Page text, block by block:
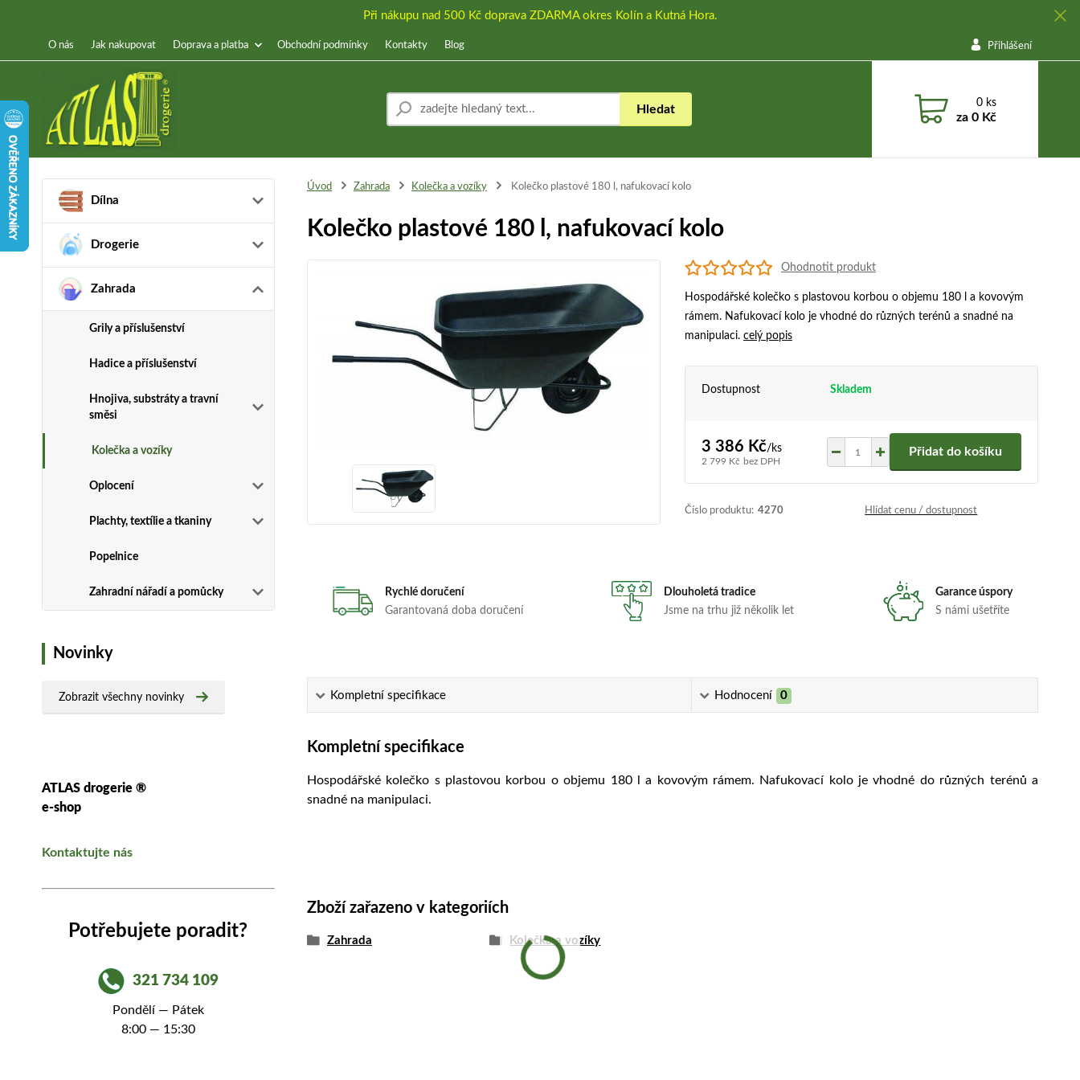
Při nákupu nad 500 Kč doprava ZDARMA okres Kolín a Kutná Hora.
O nás Jak nakupovat Doprava a platba Obchodní podmínky Kontakty Blog Přihlášení
Hledat 0 ks
za0 Kč
Dílna
Drogerie
Zahrada
Grily a příslušenství
Hadice a příslušenství
Hnojiva, substráty a travní
směsi
Kolečka a vozíky
Oplocení
Plachty, textílie a tkaniny
Popelnice
Zahradní nářadí a pomůcky
Novinky
Zobrazit všechny novinky
ATLAS drogerie ®
e-shop
Kontaktujte nás
Potřebujete poradit?
321 734 109
Pondělí — Pátek
8:00 — 15:30
Úvod Zahrada Kolečka a vozíky Kolečko plastové 180 l, nafukovací kolo
Kolečko plastové 180 l, nafukovací kolo
Ohodnotit produkt
Hospodářské kolečko s plastovou korbou o objemu 180 l a kovovým
rámem. Nafukovací kolo je vhodné do různých terénů a snadné na
manipulaci. celý popis
Dostupnost Skladem
3 386 Kč/ks
2 799 Kč bez DPH
Přidat do košíku
Číslo produktu: 4270 Hlídat cenu / dostupnost
Rychlé doručení
Garantovaná doba doručení
Dlouholetá tradice
Jsme na trhu již několik let
Garance úspory
S námi ušetříte
Kompletní specifikace Hodnocení 0
Kompletní specifikace
Hospodářské kolečko s plastovou korbou o objemu 180 l a kovovým rámem. Nafukovací kolo je vhodné do různých terénů a
snadné na manipulaci.
Zboží zařazeno v kategoriích
Zahrada Kolečka a vozíky